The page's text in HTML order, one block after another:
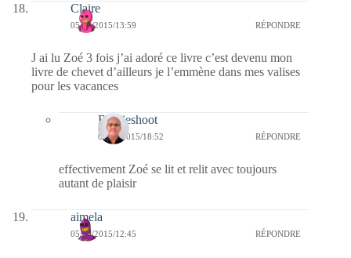
Claire
05/06/2015/13:59 RÉPONDRE
J ai lu Zoé 3 fois j’ai adoré ce livre c’est devenu mon
livre de chevet d’ailleurs je l’emmène dans mes valises
pour les vacances
Bernieshoot
06/06/2015/18:52 RÉPONDRE
effectivement Zoé se lit et relit avec toujours
autant de plaisir
aimela
05/06/2015/12:45 RÉPONDRE